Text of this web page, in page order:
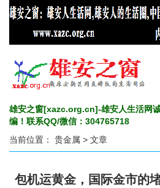
雄安之窗[xazc.org.cn]-雄安人生活网
编！联系QQ/微信：304765718
当前位置： 贵金属 > 文章
包机运黄金，国际金市的